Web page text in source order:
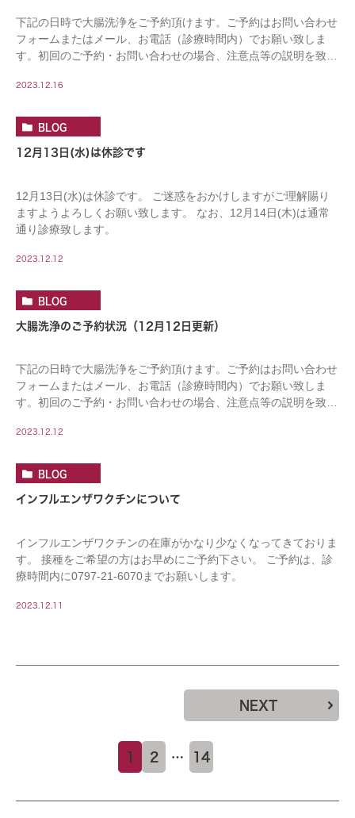
下記の日時で大腸洗浄をご予約頂けます。ご予約はお問い合わせ
フォームまたはメール、お電話（診療時間内）でお願い致しま
す。初回のご予約・お問い合わせの場合、注意点等の説明を致し
2023.12.16
BLOG
12月13日(水)は休診です
12月13日(水)は休診です。 ご迷惑をおかけしますがご理解賜り
ますようよろしくお願い致します。 なお、12月14日(木)は通常
通り診療致します。
2023.12.12
BLOG
大腸洗浄のご予約状況（12月12日更新）
下記の日時で大腸洗浄をご予約頂けます。ご予約はお問い合わせ
フォームまたはメール、お電話（診療時間内）でお願い致しま
す。初回のご予約・お問い合わせの場合、注意点等の説明を致し
2023.12.12
BLOG
インフルエンザワクチンについて
インフルエンザワクチンの在庫がかなり少なくなってきておりま
す。 接種をご希望の方はお早めにご予約下さい。 ご予約は、診
療時間内に0797-21-6070までお願いします。
2023.12.11
1 2 … 14
NEXT